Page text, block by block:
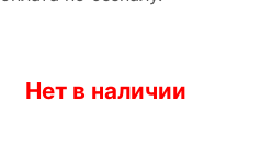
Нет в наличии